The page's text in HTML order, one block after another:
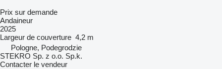
Prix sur demande
Andaineur
2025
Largeur de couverture 4,2 m
Pologne, Podegrodzie
STEKRO Sp. z o.o. Sp.k.
Contacter le vendeur